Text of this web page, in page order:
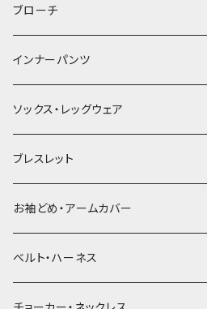
ヘアゴム
簪
ブローチ
インナーパンツ
ソックス・レッグウェア
ブレスレット
お袖どめ・アームカバー
ベルト・ハーネス